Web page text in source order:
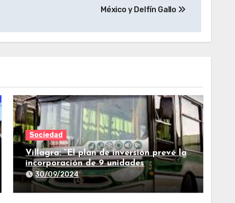
México y Delfín Gallo
Sociedad
Villagra: “El plan de inversión prevé la
incorporación de 9 unidades
adicionales para 2025″
30/09/2024